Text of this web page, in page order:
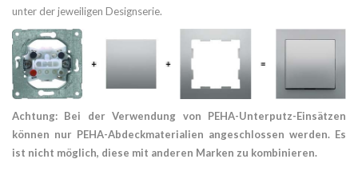
unter der jeweiligen Designserie.
Achtung: Bei der Verwendung von PEHA-Unterputz-Einsätzen
können nur PEHA-Abdeckmaterialien angeschlossen werden. Es
ist nicht möglich, diese mit anderen Marken zu kombinieren.